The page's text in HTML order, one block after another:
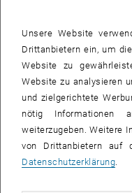
mussten. Schlussendlich
knappen Finale nach 0:5
Golden Goal mit 7:6 durch
dieses Turniers. Der von
Wanderpokal, auf dem
Gravur verewigt werden,
Danninger, der im Namen
abermals einen Großteil
Unsere Website
Drittanbietern ein, um
Website zu
Website zu analysieren
und zielgerichtete
nötig Informationen
weiterzugeben. Weitere
von Drittanbietern auf
Datenschutzerklärung.